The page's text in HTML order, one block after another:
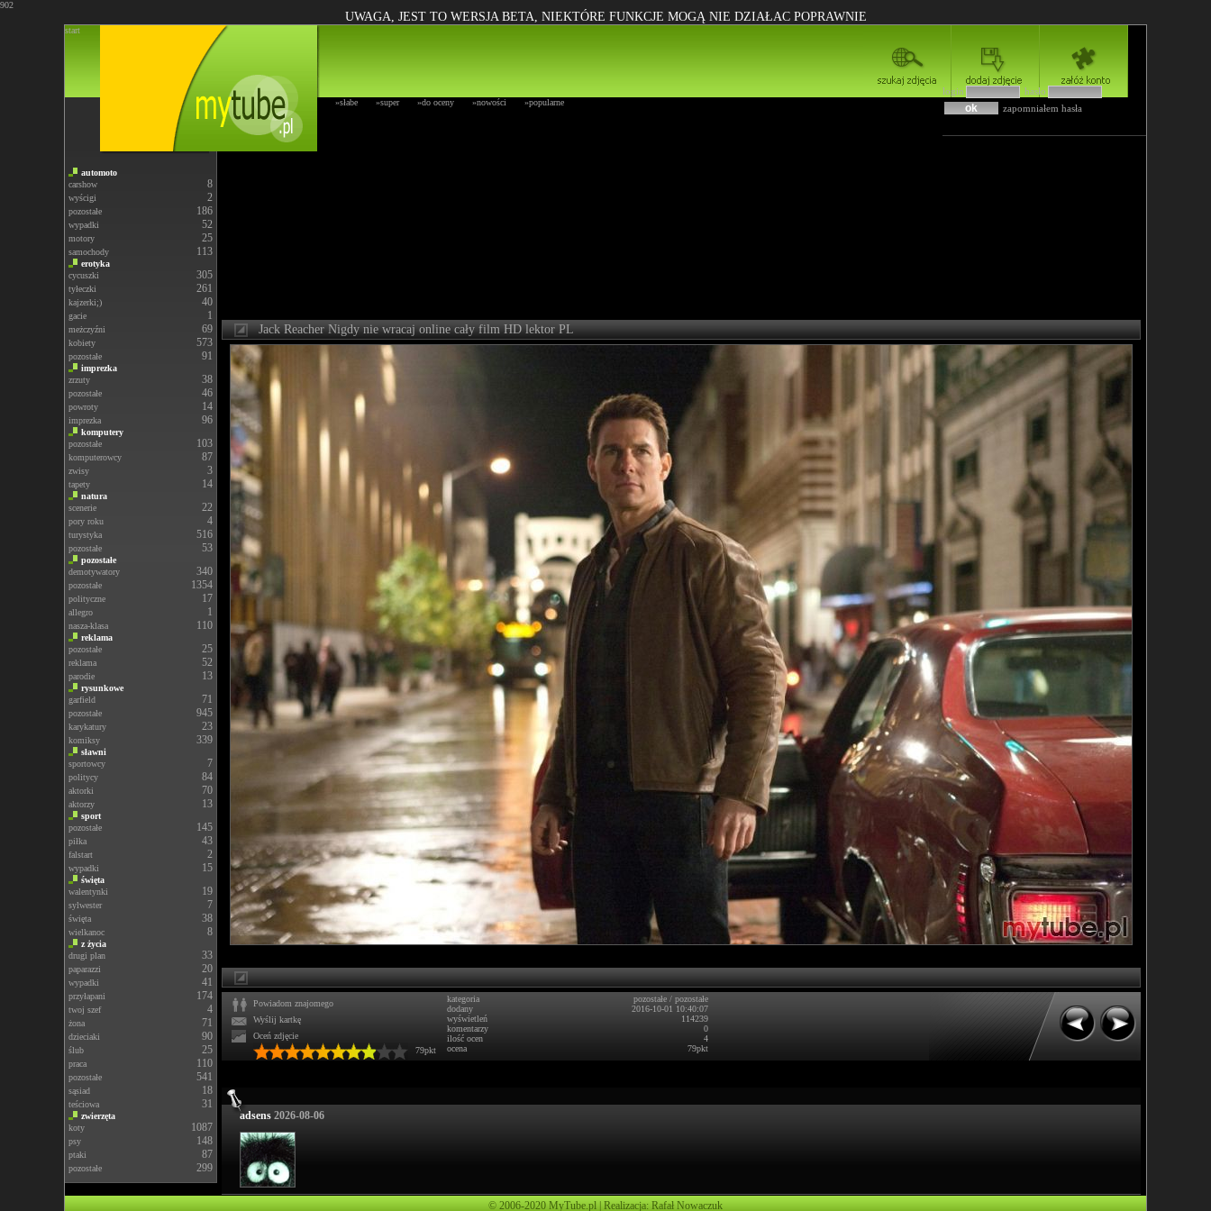
902
UWAGA, JEST TO WERSJA BETA, NIEKTÓRE FUNKCJE MOGĄ NIE DZIAŁAC POPRAWNIE
start
»słabe »super »do oceny »nowości »popularne
login
hasło
zapomniałem hasła
automoto
carshow
8
wyścigi 2
pozostałe 186
wypadki 52
motory 25
samochody 113
erotyka
cycuszki
305
tyłeczki 261
kajzerki;) 40
gacie 1
meżczyźni 69
kobiety 573
pozostałe 91
imprezka
zrzuty
38
pozostałe 46
powroty 14
imprezka 96
komputery
pozostałe
103
komputerowcy 87
zwisy 3
tapety 14
natura
scenerie
22
pory roku 4
turystyka 516
pozostałe 53
pozostałe
demotywatory
340
pozostałe 1354
polityczne 17
allegro 1
nasza-klasa 110
reklama
pozostałe
25
reklama 52
parodie 13
rysunkowe
garfield
71
pozostałe 945
karykatury 23
komiksy 339
sławni
sportowcy
7
politycy 84
aktorki 70
aktorzy 13
sport
pozostałe
145
piłka 43
falstart 2
wypadki 15
święta
walentynki
19
sylwester 7
święta 38
wielkanoc 8
z życia
drugi plan
33
paparazzi 20
wypadki 41
przyłapani 174
twoj szef 4
żona 71
dzieciaki 90
ślub 25
praca 110
pozostałe 541
sąsiad 18
teściowa 31
zwierzęta
koty
1087
psy 148
ptaki 87
pozostałe 299
Jack Reacher Nigdy nie wracaj online cały film HD lektor PL
Powiadom znajomego
Wyślij kartkę
Oceń zdjęcie
79pkt
kategoria
dodany
wyświetleń
komentarzy
ilość ocen
ocena
pozostałe / pozostałe
2016-10-01 10:40:07
114239
0
4
79pkt
adsens 2026-08-06
© 2006-2020 MyTube.pl | Realizacja: Rafał Nowaczuk